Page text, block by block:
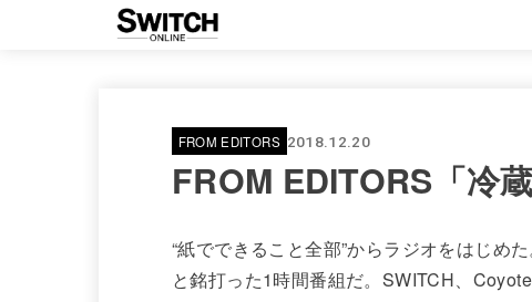
FROM EDITORS 2018.12.20
FROM EDITORS「冷
“紙でできること全部”からラジオをはじめ
と銘打った1時間番組だ。SWITCH、